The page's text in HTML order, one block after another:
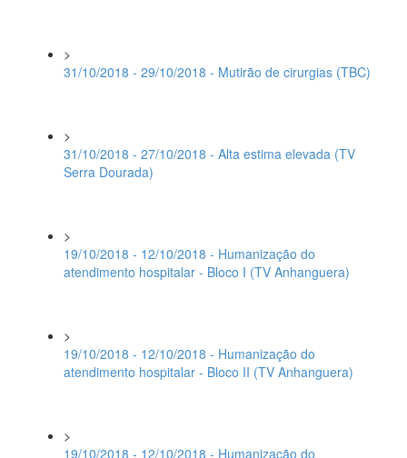
>
31/10/2018 - 29/10/2018 - Mutirão de cirurgias (TBC)
>
31/10/2018 - 27/10/2018 - Alta estima elevada (TV
Serra Dourada)
>
19/10/2018 - 12/10/2018 - Humanização do
atendimento hospitalar - Bloco I (TV Anhanguera)
>
19/10/2018 - 12/10/2018 - Humanização do
atendimento hospitalar - Bloco II (TV Anhanguera)
>
19/10/2018 - 12/10/2018 - Humanização do